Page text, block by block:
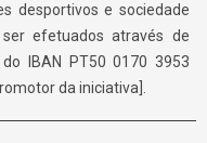
desportivos e sociedade
efetuados através de
IBAN PT50 0170 3953
da iniciativa].